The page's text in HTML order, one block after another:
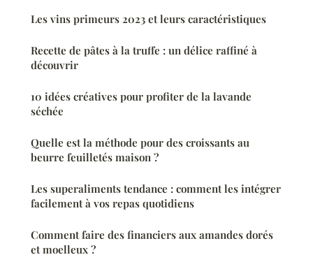
Les vins primeurs 2023 et leurs caractéristiques
Recette de pâtes à la truffe : un délice raffiné à
découvrir
10 idées créatives pour profiter de la lavande
séchée
Quelle est la méthode pour des croissants au
beurre feuilletés maison ?
Les superaliments tendance : comment les intégrer
facilement à vos repas quotidiens
Comment faire des financiers aux amandes dorés
et moelleux ?